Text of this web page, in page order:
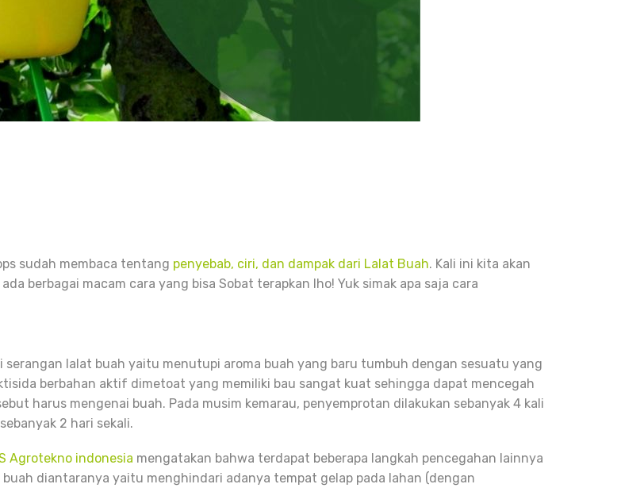
sudah membaca tentang penyebab, ciri, dan dampak dari Lalat Buah. Kali ini kita akan
berbagai macam cara yang bisa Sobat terapkan lho! Yuk simak apa saja cara
serangan lalat buah yaitu menutupi aroma buah yang baru tumbuh dengan sesuatu yang
berbahan aktif dimetoat yang memiliki bau sangat kuat sehingga dapat mencegah
harus mengenai buah. Pada musim kemarau, penyemprotan dilakukan sebanyak 4 kali
2 hari sekali.
Agrotekno indonesia mengatakan bahwa terdapat beberapa langkah pencegahan lainnya
diantaranya yaitu menghindari adanya tempat gelap pada lahan (dengan